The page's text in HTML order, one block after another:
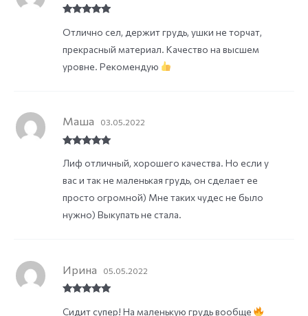
of 5
Отлично сел, держит грудь, ушки не торчат,
прекрасный материал. Качество на высшем
уровне. Рекомендую
of 5
Маша 03.05.2022
Лиф отличный, хорошего качества. Но если у
вас и так не маленькая грудь, он сделает ее
просто огромной) Мне таких чудес не было
нужно) Выкупать не стала.
of 5
Ирина 05.05.2022
Сидит супер! На маленькую грудь вообще